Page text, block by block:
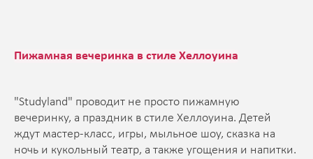
Пижамная вечеринка в стиле Хеллоуина
"Studyland" проводит не просто пижамную
вечеринку, а праздник в стиле Хеллоуина. Детей
ждут мастер-класс, игры, мыльное шоу, сказка на
ночь и кукольный театр, а также угощения и напитки.